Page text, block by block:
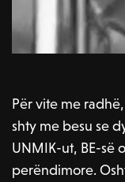
Për vite me
shty me besu se
UNMIK-ut, BE-së
perëndimore.